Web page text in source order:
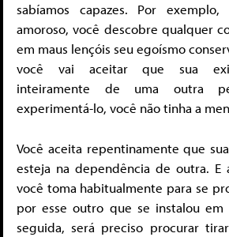
sabíamos capazes. Por
amoroso, você descobre qualquer
em maus lençóis seu egoísmo
você vai aceitar que sua
inteiramente de uma outra
experimentá-lo, você não tinha a
Você aceita repentinamente que
esteja na dependência de outra. E
você toma habitualmente para se
por esse outro que se instalou em
seguida, será preciso procurar